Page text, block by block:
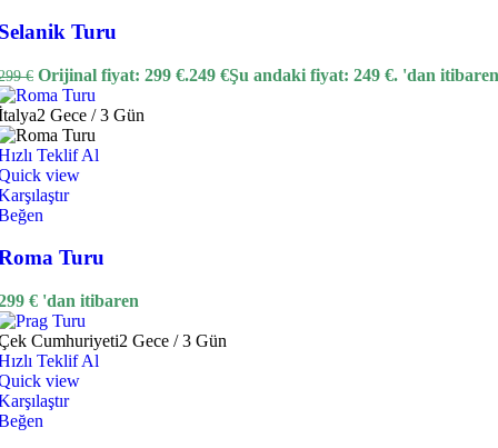
Turu
€ Orijinal fiyat: 299 €.249 €Şu andaki fiyat: 249 €. 'dan itibaren
2 Gece / 3 Gün
Teklif Al
view
Turu
€ 'dan itibaren
Cumhuriyeti2 Gece / 3 Gün
Teklif Al
view